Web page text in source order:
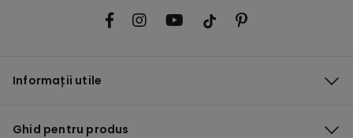
Informații utile
Ghid pentru produs